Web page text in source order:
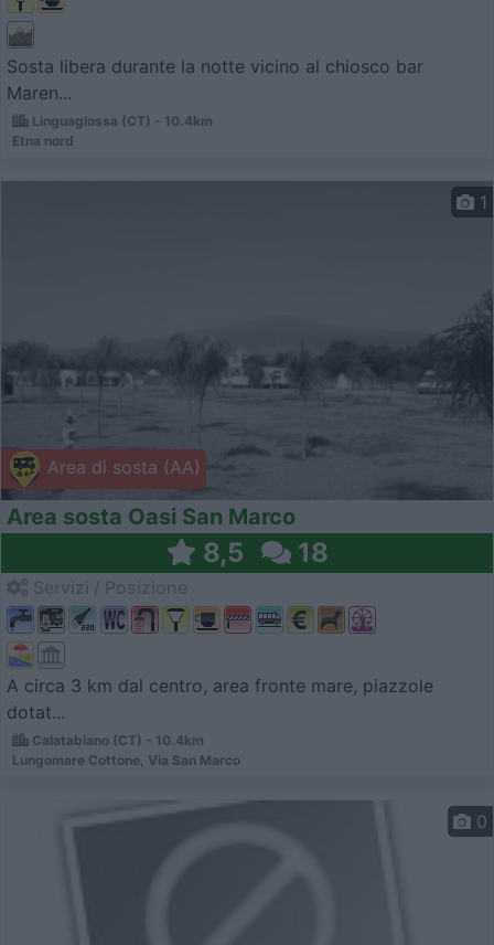
Sosta libera durante la notte vicino al chiosco bar
Maren...
Linguaglossa (CT) - 10.4km
Etna nord
Area di sosta (AA)
1
Area sosta Oasi San Marco
8,5 18
A circa 3 km dal centro, area fronte mare, piazzole
dotat...
Calatabiano (CT) - 10.4km
Lungomare Cottone, Via San Marco
0